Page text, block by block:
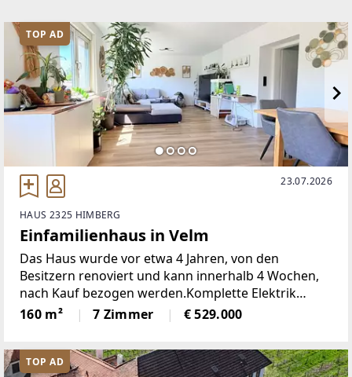
TOP AD
23.07.2026
HAUS 2325 HIMBERG
Einfamilienhaus in Velm
Das Haus wurde vor etwa 4 Jahren, von den
Besitzern renoviert und kann innerhalb 4 Wochen,
nach Kauf bezogen werden.Komplette Elektrik
wurde neu gemacht, Heizung (Luftwärmepumpe)
und vieles mehr. Der allgemeine Zustand, sowie die
Bausubstanz ist
160 m² 7 Zimmer € 529.000
TOP AD